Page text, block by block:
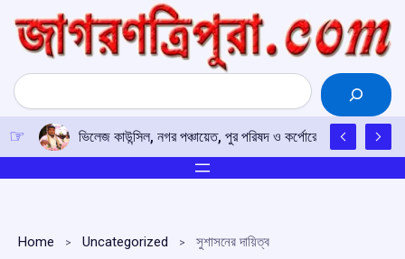
content
Search
ভিলেজ কাউন্সিল, নগর পঞ্চায়েত, পুর পরিষদ ও কর্পোরেশন নির্বাচন নিয়ে
Home Uncategorized সুশাসনের দায়িত্ব